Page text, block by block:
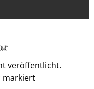
veröffentlicht.
markiert